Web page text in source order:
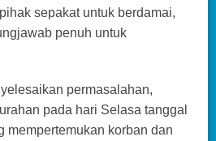
sepakat untuk berdamai,
penuh untuk
permasalahan,
pada hari Selasa tanggal
mempertemukan korban dan